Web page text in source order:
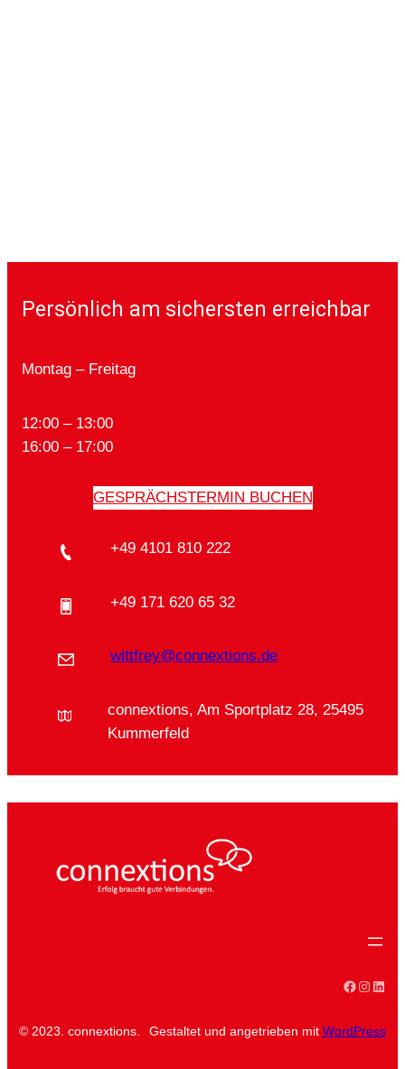
Persönlich am sichersten erreichbar
Montag – Freitag
12:00 – 13:00
16:00 – 17:00
GESPRÄCHSTERMIN BUCHEN
+49 4101 810 222
+49 171 620 65 32
wittfrey@connextions.de
connextions, Am Sportplatz 28, 25495
Kummerfeld
Facebook
© 2023. connextions. Gestaltet und angetrieben mit WordPress